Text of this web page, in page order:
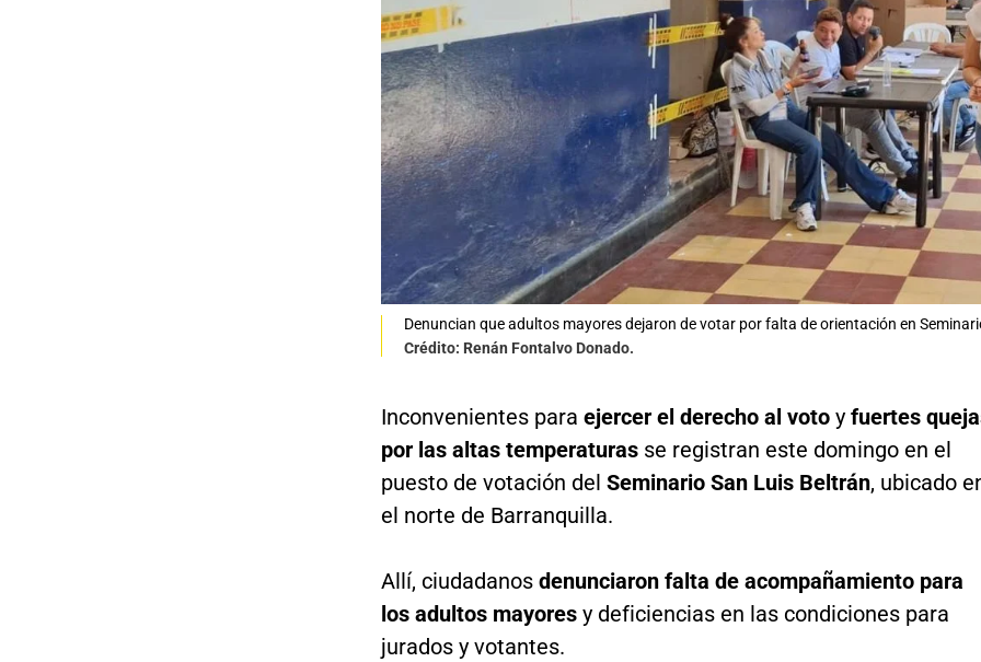
Denuncian que adultos mayores dejaron de votar por falta de orientación en
Crédito: Renán Fontalvo Donado.
Inconvenientes para ejercer el derecho al voto y fuertes
por las altas temperaturas se registran este domingo en el
puesto de votación del Seminario San Luis Beltrán, ubicado
el norte de Barranquilla.
Allí, ciudadanos denunciaron falta de acompañamiento para
los adultos mayores y deficiencias en las condiciones para
jurados y votantes.